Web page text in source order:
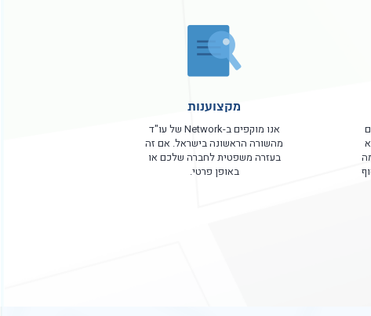
מקצוענות
אנו מוקפים ב-Network של עו"ד
מהשורה הראשונה בישראל. אם זה
בעזרה משפטית לחברה שלכם או
באופן פרטי.